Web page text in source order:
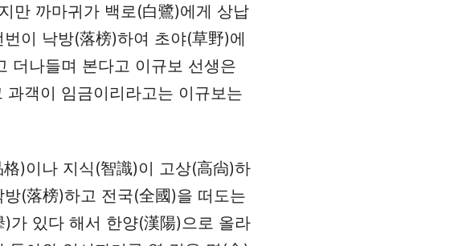
만 까마귀가 백로(白鷺)에게 상납
이 낙방(落榜)하여 초야(草野)에
더나들며 본다고 이규보 선생은
객이 임금이리라고는 이규보는
)이나 지식(智識)이 고상(高尙)하
(落榜)하고 전국(全國)을 떠도는
가 있다 해서 한양(漢陽)으로 올라